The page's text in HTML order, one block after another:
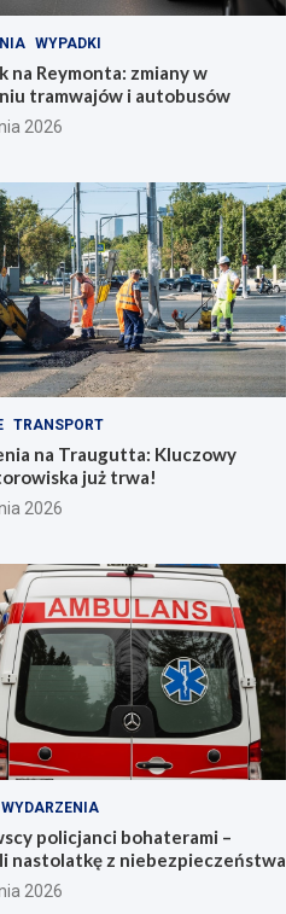
WYPADKI
na Reymonta: zmiany w
tramwajów i autobusów
2026
TRANSPORT
na Traugutta: Kluczowy
już trwa!
2026
WYDARZENIA
policjanci bohaterami –
nastolatkę z niebezpieczeństwa
2026